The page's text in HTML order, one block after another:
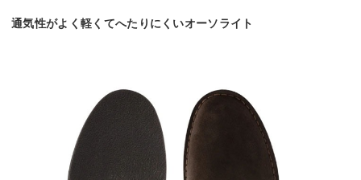
通気性がよく軽くてへたりにくいオーソライト